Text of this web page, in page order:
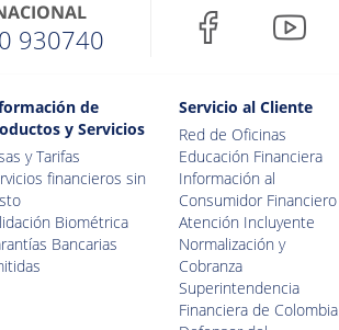
930740
de
y Servicios
y Tarifas
financieros sin
Biométrica
Bancarias
Servicio al Cliente
Red de Oficinas
Educación Financiera
Información al
Consumidor Financiero
Atención Incluyente
Normalización y
Cobranza
Superintendencia
Financiera de Colombia